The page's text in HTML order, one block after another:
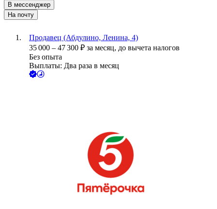
В мессенджер
На почту
Продавец (Абдулино, Ленина, 4)
35 000 – 47 300 ₽ за месяц, до вычета налогов
Без опыта
Выплаты: Два раза в месяц